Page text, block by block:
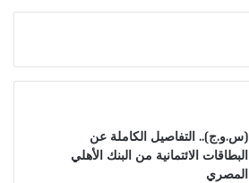
(س.و.ج).. التفاصيل الكاملة عن
البطاقات الائتمانية من البنك الأهلي
المصري